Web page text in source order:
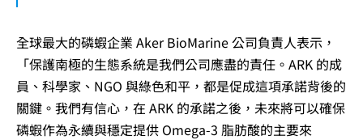
全球最大的磷蝦企業 Aker BioMarine 公司負責人表示，
「保護南極的生態系統是我們公司應盡的責任。ARK 的成
員、科學家、NGO 與綠色和平，都是促成這項承諾背後的
關鍵。我們有信心，在 ARK 的承諾之後，未來將可以確保
磷蝦作為永續與穩定提供 Omega-3 脂肪酸的主要來